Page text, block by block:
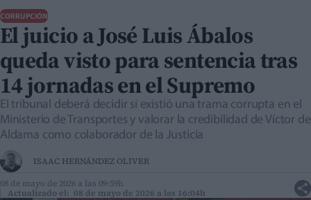
CORRUPCIÓN
El juicio a José Luis Ábalos
queda visto para sentencia tras
14 jornadas en el Supremo
El tribunal deberá decidir si existió una trama corrupta en el
Ministerio de Transportes y valorar la credibilidad de Víctor de
Aldama como colaborador de la Justicia
ISAAC HERNÁNDEZ OLIVER
08 de mayo de 2026 a las 09:59h
Actualizado el: 08 de mayo de 2026 a las 16:04h